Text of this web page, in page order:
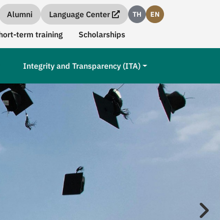
Alumni Language Center TH EN
term training Scholarships
Integrity and Transparency (ITA)